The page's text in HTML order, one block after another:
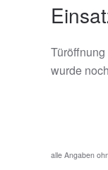
wurde
alle Angaben